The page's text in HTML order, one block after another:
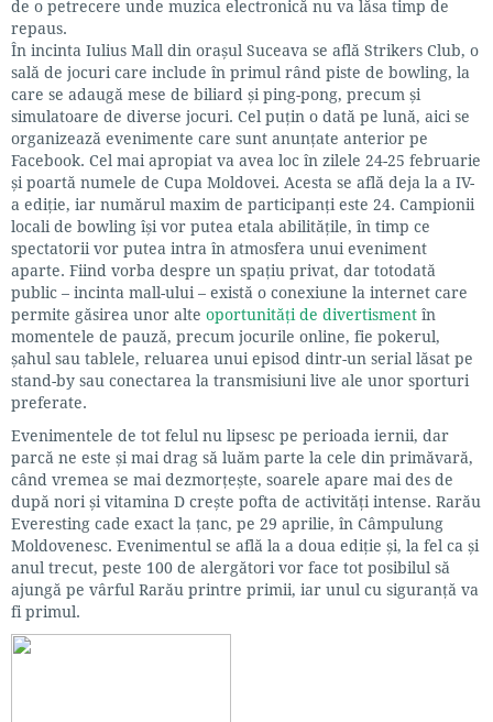
de o petrecere unde muzica electronică nu va lăsa timp de
repaus.
În incinta Iulius Mall din orașul Suceava se află Strikers Club, o
sală de jocuri care include în primul rând piste de bowling, la
care se adaugă mese de biliard și ping-pong, precum și
simulatoare de diverse jocuri. Cel puțin o dată pe lună, aici se
organizează evenimente care sunt anunțate anterior pe
Facebook. Cel mai apropiat va avea loc în zilele 24-25 februarie
și poartă numele de Cupa Moldovei. Acesta se află deja la a IV-
a ediție, iar numărul maxim de participanți este 24. Campionii
locali de bowling își vor putea etala abilitățile, în timp ce
spectatorii vor putea intra în atmosfera unui eveniment
aparte. Fiind vorba despre un spațiu privat, dar totodată
public – incinta mall-ului – există o conexiune la internet care
permite găsirea unor alte oportunități de divertisment în
momentele de pauză, precum jocurile online, fie pokerul,
șahul sau tablele, reluarea unui episod dintr-un serial lăsat pe
stand-by sau conectarea la transmisiuni live ale unor sporturi
preferate.
Evenimentele de tot felul nu lipsesc pe perioada iernii, dar
parcă ne este și mai drag să luăm parte la cele din primăvară,
când vremea se mai dezmorțește, soarele apare mai des de
după nori și vitamina D crește pofta de activități intense. Rarău
Everesting cade exact la țanc, pe 29 aprilie, în Câmpulung
Moldovenesc. Evenimentul se află la a doua ediție și, la fel ca și
anul trecut, peste 100 de alergători vor face tot posibilul să
ajungă pe vârful Rarău printre primii, iar unul cu siguranță va
fi primul.